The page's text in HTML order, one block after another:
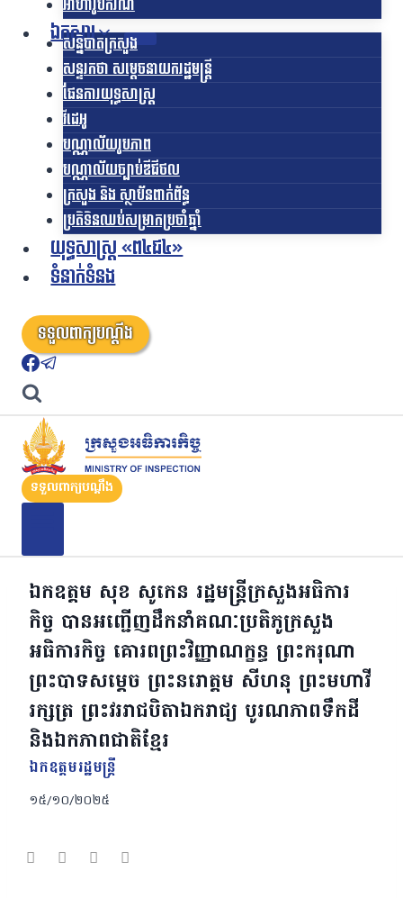
ឯកសារ
សន្និបាតក្រសួង
សន្ទរកថា សម្តេចនាយករដ្ឋមន្ត្រី
ផែនការយុទ្ធសាស្រ្ត
វីដេអូ
បណ្ណាល័យរូបភាព
បណ្ណាល័យច្បាប់ឌីជីថល
ក្រសួង និង ស្ថាប័នពាក់ព័ន្ធ
ប្រតិទិនឈប់សម្រាកប្រចាំឆ្នាំ
យុទ្ធសាស្ត្រ «ព៤ជ៤»
ទំនាក់ទំនង
ទទួលពាក្យបណ្តឹង
ទទួលពាក្យបណ្តឹង
ឯកឧត្តម សុខ សូកេន រដ្ឋមន្រ្តីក្រសួងអធិការ
កិច្ច បានអញ្ជើញដឹកនាំគណៈប្រតិភូក្រសួង
អធិការកិច្ច គោរពព្រះវិញ្ញាណក្ខន្ធ ព្រះករុណា
ព្រះបាទសម្តេច ព្រះនរោត្តម សីហនុ ព្រះមហាវី
រក្សត្រ ព្រះវររាជបិតាឯករាជ្យ បូរណភាពទឹកដី
និងឯកភាពជាតិខ្មែរ
ឯកឧត្ដមរដ្ឋមន្ត្រី
១៥/១០/២០២៥